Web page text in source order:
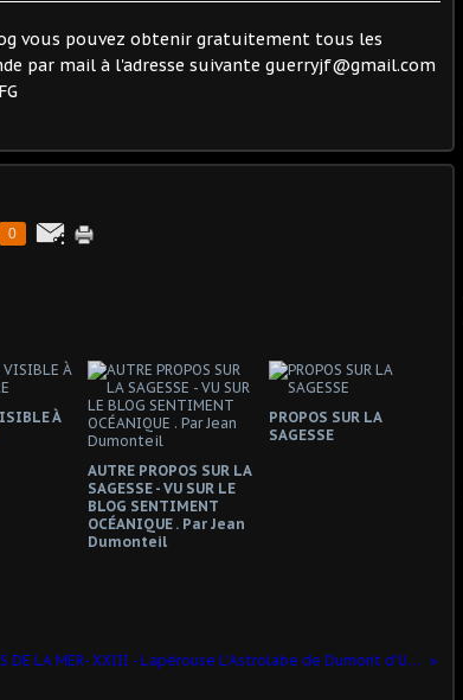
vous pouvez obtenir gratuitement tous les
par mail à l'adresse suivante guerryjf@gmail.com
0
À
AUTRE PROPOS SUR LA
SAGESSE - VU SUR LE
BLOG SENTIMENT
OCÉANIQUE . Par Jean
Dumonteil
PROPOS SUR LA
SAGESSE
FRANCS-MACONS DE LA MER- XXIII - Lapérouse L'Astrolabe de Dumont d'Urville.